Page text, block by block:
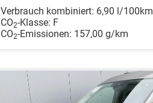
Verbrauch kombiniert: 6,90 l/100km
CO2-Klasse: F
CO2-Emissionen: 157,00 g/km